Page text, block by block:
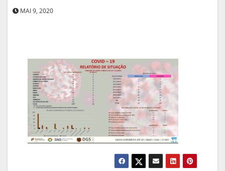
MAI 9, 2020